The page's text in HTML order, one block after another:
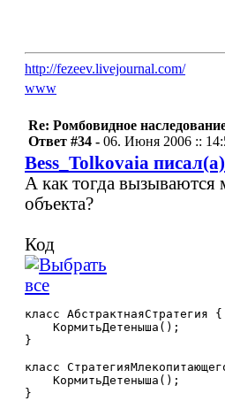
http://fezeev.livejournal.com/
www
Re: Ромбовидное
Ответ #34 - 06. Июня 2006 ::
Bess_Tolkovaia писал(а)
А как тогда вызываются
объекта?
Код
класс АбстрактнаяСтратегия {
    КормитьДетеныша();
}
класс
    КормитьДетеныша();
}